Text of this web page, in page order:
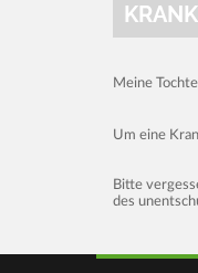
Meine
Um eine
Bitte
des